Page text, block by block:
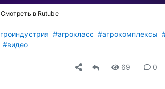
Смотреть в Rutube
#агрокласс #агрокомплексы
#видео
69 0